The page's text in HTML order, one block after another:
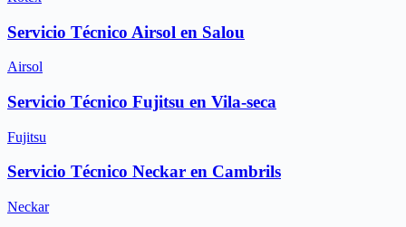
Servicio Técnico Airsol en Salou
Airsol
Servicio Técnico Fujitsu en Vila-seca
Fujitsu
Servicio Técnico Neckar en Cambrils
Neckar